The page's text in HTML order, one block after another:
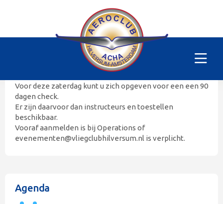
90 dagen check
Zondag 16 maart 2025
Voor deze zaterdag kunt u zich opgeven voor een een 90
dagen check.
Er zijn daarvoor dan instructeurs en toestellen
beschikbaar.
Vooraf aanmelden is bij Operations of
evenementen@vliegclubhilversum.nl is verplicht.
Agenda